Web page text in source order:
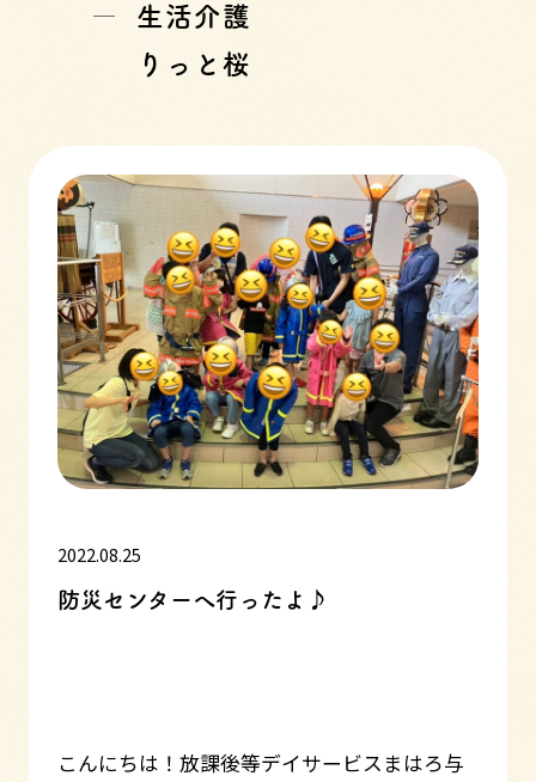
2022.08.25
防災センターへ行ったよ♪
こんにちは！放課後等デイサービスまはろ与
生活介護
りっと桜